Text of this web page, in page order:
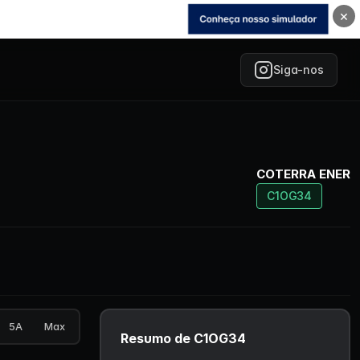
×
Siga-nos
COTERRA ENER
C1OG34
5A Max
Resumo de C1OG34